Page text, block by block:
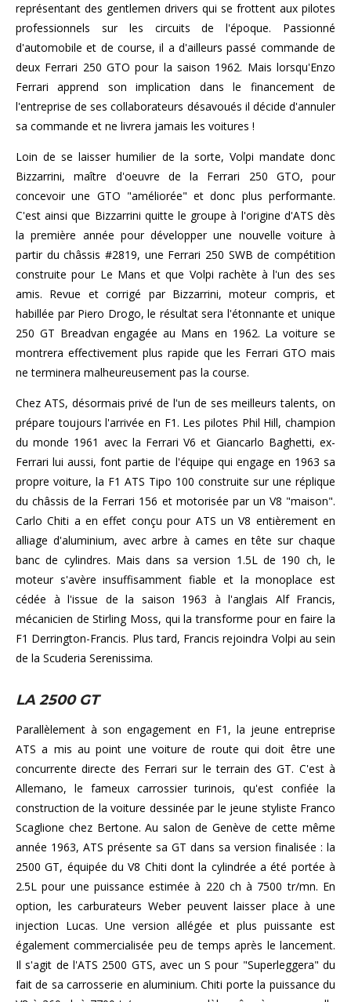
représentant des gentlemen drivers qui se frottent aux pilotes
professionnels sur les circuits de l'époque. Passionné
d'automobile et de course, il a d'ailleurs passé commande de
deux Ferrari 250 GTO pour la saison 1962. Mais lorsqu'Enzo
Ferrari apprend son implication dans le financement de
l'entreprise de ses collaborateurs désavoués il décide d'annuler
sa commande et ne livrera jamais les voitures !
Loin de se laisser humilier de la sorte, Volpi mandate donc
Bizzarrini, maître d'oeuvre de la Ferrari 250 GTO, pour
concevoir une GTO "améliorée" et donc plus performante.
C'est ainsi que Bizzarrini quitte le groupe à l'origine d'ATS dès
la première année pour développer une nouvelle voiture à
partir du châssis #2819, une Ferrari 250 SWB de compétition
construite pour Le Mans et que Volpi rachète à l'un des ses
amis. Revue et corrigé par Bizzarrini, moteur compris, et
habillée par Piero Drogo, le résultat sera l'étonnante et unique
250 GT Breadvan engagée au Mans en 1962. La voiture se
montrera effectivement plus rapide que les Ferrari GTO mais
ne terminera malheureusement pas la course.
Chez ATS, désormais privé de l'un de ses meilleurs talents, on
prépare toujours l'arrivée en F1. Les pilotes Phil Hill, champion
du monde 1961 avec la Ferrari V6 et Giancarlo Baghetti, ex-
Ferrari lui aussi, font partie de l'équipe qui engage en 1963 sa
propre voiture, la F1 ATS Tipo 100 construite sur une réplique
du châssis de la Ferrari 156 et motorisée par un V8 "maison".
Carlo Chiti a en effet conçu pour ATS un V8 entièrement en
alliage d'aluminium, avec arbre à cames en tête sur chaque
banc de cylindres. Mais dans sa version 1.5L de 190 ch, le
moteur s'avère insuffisamment fiable et la monoplace est
cédée à l'issue de la saison 1963 à l'anglais Alf Francis,
mécanicien de Stirling Moss, qui la transforme pour en faire la
F1 Derrington-Francis. Plus tard, Francis rejoindra Volpi au sein
de la Scuderia Serenissima.
LA 2500 GT
Parallèlement à son engagement en F1, la jeune entreprise
ATS a mis au point une voiture de route qui doit être une
concurrente directe des Ferrari sur le terrain des GT. C'est à
Allemano, le fameux carrossier turinois, qu'est confiée la
construction de la voiture dessinée par le jeune styliste Franco
Scaglione chez Bertone. Au salon de Genève de cette même
année 1963, ATS présente sa GT dans sa version finalisée : la
2500 GT, équipée du V8 Chiti dont la cylindrée a été portée à
2.5L pour une puissance estimée à 220 ch à 7500 tr/mn. En
option, les carburateurs Weber peuvent laisser place à une
injection Lucas. Une version allégée et plus puissante est
également commercialisée peu de temps après le lancement.
Il s'agit de l'ATS 2500 GTS, avec un S pour "Superleggera" du
fait de sa carrosserie en aluminium. Chiti porte la puissance du